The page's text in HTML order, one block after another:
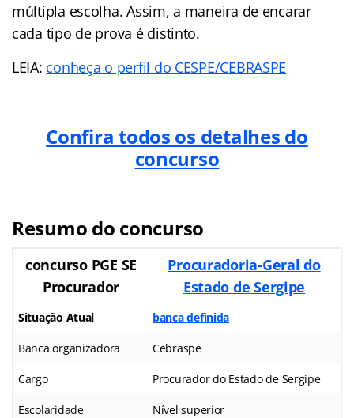
múltipla escolha. Assim, a maneira de encarar
cada tipo de prova é distinto.
LEIA: conheça o perfil do CESPE/CEBRASPE
Confira todos os detalhes do
concurso
Resumo do concurso
concurso PGE SE
Procurador
Procuradoria-Geral do
Estado de Sergipe
Situação Atual banca definida
Banca organizadora Cebraspe
Cargo Procurador do Estado de Sergipe
Escolaridade Nível superior